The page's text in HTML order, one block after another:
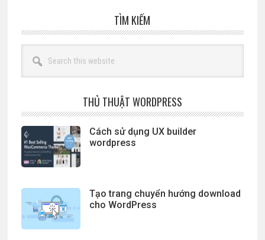
TÌM KIẾM
this
website
THỦ THUẬT WORDPRESS
Cách sử dụng UX builder
wordpress
Tạo trang chuyển hướng download
cho WordPress